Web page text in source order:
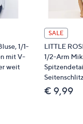
1/1-
mit V-
weit
SALE
LITTLE
1/2-Arm
€ 9,99